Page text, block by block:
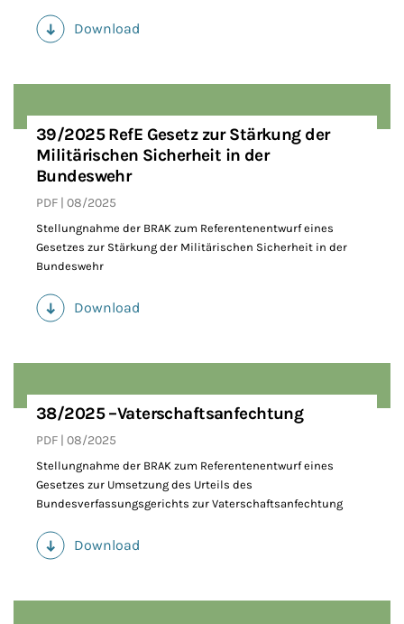
Download
(PDF)
39/2025 RefE Gesetz zur Stärkung der
Militärischen Sicherheit in der
Bundeswehr
PDF 08/2025
Stellungnahme der BRAK zum Referentenentwurf eines
Gesetzes zur Stärkung der Militärischen Sicherheit in der
Bundeswehr
Download
(PDF)
38/2025 –Vaterschaftsanfechtung
PDF 08/2025
Stellungnahme der BRAK zum Referentenentwurf eines
Gesetzes zur Umsetzung des Urteils des
Bundesverfassungsgerichts zur Vaterschaftsanfechtung
Download
(PDF)